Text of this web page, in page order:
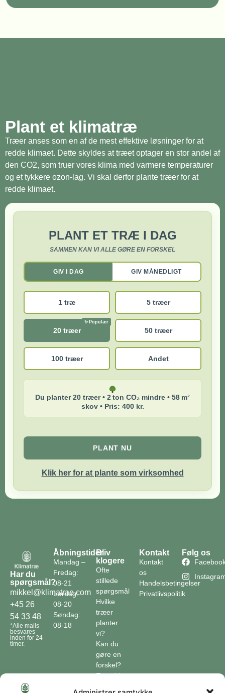
Plant et klimatræ
Træer anses som en af de mest effektive løsninger for at
redde klimaet. Dette skyldes at træet optager en stor andel af
den CO2, som truer vores klima med varmere temperaturer
og et tykkere ozon-lag. Vi skal derfor plante træer for at
redde klimaet.
PLANT ET TRÆ I DAG
SAMMEN KAN VI ALLE GØRE EN FORSKEL
GIV I DAG GIV MÅNEDLIGT
1 træ 5 træer
20 træer 50 træer
100 træer Andet
Du planter 20 træer • 2 ton CO₂ mindre • 58 m²
skov • Pris: 400 kr.
PLANT NU
Klik her for at plante som virksomhed
Har du
spørgsmål?
mikkel@klimatrae.com
+45 26
54 33 48
*Alle mails
besvares
inden for 24
timer.
Åbningstider
Mandag –
Fredag:
08-21
Lørdag:
08-20
Søndag:
08-18
Bliv
klogere
Ofte
stillede
spørgsmål
Hvilke
træer
planter
vi?
Kan du
gøre en
forskel?
En guide
Kontakt
Kontakt
os
Handelsbetingelser
Privatlivspolitik
Følg os